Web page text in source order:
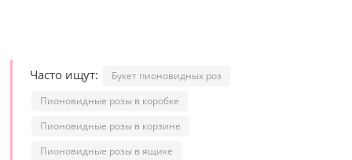
Часто ищут:
Букет пионовидных роз
Пионовидные розы в коробке
Пионовидные розы в корзине
Пионовидные розы в ящике